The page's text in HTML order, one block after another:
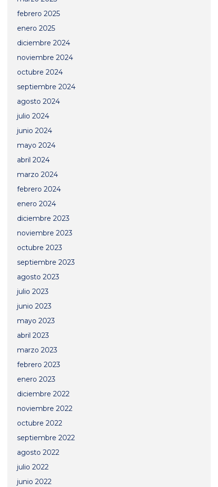
febrero 2025
enero 2025
diciembre 2024
noviembre 2024
octubre 2024
septiembre 2024
agosto 2024
julio 2024
junio 2024
mayo 2024
abril 2024
marzo 2024
febrero 2024
enero 2024
diciembre 2023
noviembre 2023
octubre 2023
septiembre 2023
agosto 2023
julio 2023
junio 2023
mayo 2023
abril 2023
marzo 2023
febrero 2023
enero 2023
diciembre 2022
noviembre 2022
octubre 2022
septiembre 2022
agosto 2022
julio 2022
junio 2022